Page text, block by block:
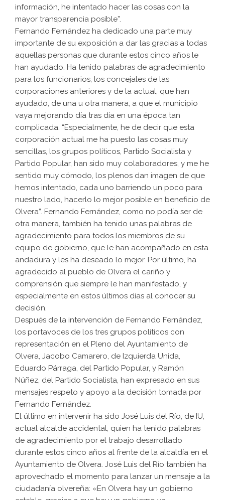
información, he intentado hacer las cosas con la
mayor transparencia posible”.
Fernando Fernández ha dedicado una parte muy
importante de su exposición a dar las gracias a todas
aquellas personas que durante estos cinco años le
han ayudado. Ha tenido palabras de agradecimiento
para los funcionarios, los concejales de las
corporaciones anteriores y de la actual, que han
ayudado, de una u otra manera, a que el municipio
vaya mejorando día tras día en una época tan
complicada. “Especialmente, he de decir que esta
corporación actual me ha puesto las cosas muy
sencillas, los grupos políticos, Partido Socialista y
Partido Popular, han sido muy colaboradores, y me he
sentido muy cómodo, los plenos dan imagen de que
hemos intentado, cada uno barriendo un poco para
nuestro lado, hacerlo lo mejor posible en beneficio de
Olvera”. Fernando Fernández, como no podía ser de
otra manera, también ha tenido unas palabras de
agradecimiento para todos los miembros de su
equipo de gobierno, que le han acompañado en esta
andadura y les ha deseado lo mejor. Por último, ha
agradecido al pueblo de Olvera el cariño y
comprensión que siempre le han manifestado, y
especialmente en estos últimos días al conocer su
decisión.
Después de la intervención de Fernando Fernández,
los portavoces de los tres grupos políticos con
representación en el Pleno del Ayuntamiento de
Olvera, Jacobo Camarero, de Izquierda Unida,
Eduardo Párraga, del Partido Popular, y Ramón
Núñez, del Partido Socialista, han expresado en sus
mensajes respeto y apoyo a la decisión tomada por
Fernando Fernández.
El último en intervenir ha sido José Luis del Río, de IU,
actual alcalde accidental, quien ha tenido palabras
de agradecimiento por el trabajo desarrollado
durante estos cinco años al frente de la alcaldía en el
Ayuntamiento de Olvera. José Luis del Río también ha
aprovechado el momento para lanzar un mensaje a la
ciudadanía olvereña: «En Olvera hay un gobierno